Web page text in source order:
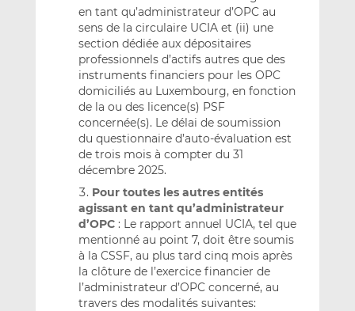
en tant qu’administrateur d’OPC au
sens de la circulaire UCIA et (ii) une
section dédiée aux dépositaires
professionnels d’actifs autres que des
instruments financiers pour les OPC
domiciliés au Luxembourg, en fonction
de la ou des licence(s) PSF
concernée(s). Le délai de soumission
du questionnaire d’auto-évaluation est
de trois mois à compter du 31
décembre 2025.
Pour toutes les autres entités
agissant en tant qu’administrateur
d’OPC: Le rapport annuel UCIA, tel que
mentionné au point 7, doit être soumis
à la CSSF, au plus tard cinq mois après
la clôture de l’exercice financier de
l’administrateur d’OPC concerné, au
travers des modalités suivantes: